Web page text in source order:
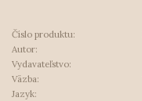
Číslo produktu:
Autor:
Vydavateľstvo:
Väzba:
Jazyk: